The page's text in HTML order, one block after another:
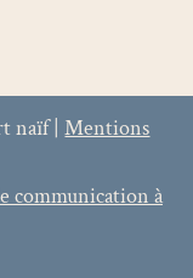
naïf |Mentions
communication à